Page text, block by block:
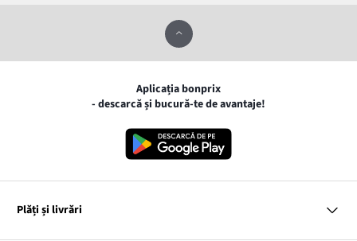
Aplicația bonprix
- descarcă și bucură-te de avantaje!
Plăți și livrări